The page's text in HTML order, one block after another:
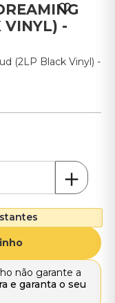
VINYL) -
(2LP Black Vinyl) -
＋
não garante a
e garanta o seu